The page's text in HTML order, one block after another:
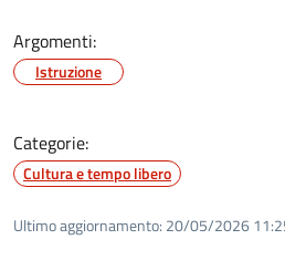
Argomenti:
Istruzione
Categorie:
Cultura e tempo libero
Ultimo aggiornamento: 20/05/2026